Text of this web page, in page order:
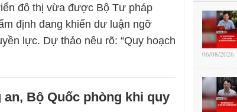
đô thị vừa được Bộ Tư pháp
định đang khiến dư luận ngỡ
lực. Dự thảo nêu rõ: “Quy hoạch
Bộ Quốc phòng khi quy
06/08/2026